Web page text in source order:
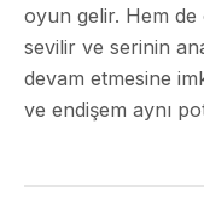
oyun gelir. Hem
sevilir ve serinin
devam etmesine
ve endişem aynı